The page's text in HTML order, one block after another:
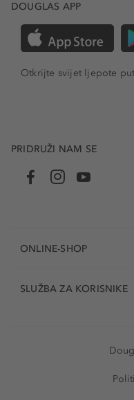
DOUGLAS APP
Otkrijte svijet ljepote
PRIDRUŽI NAM SE
ONLINE-SHOP
SLUŽBA ZA KORISNIKE